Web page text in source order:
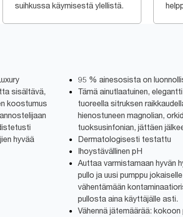
suihkussa käymisestä ylellistä.
sisältävä,
koostumus
hyvää
95 % ainesosista on
Tämä ainutlaatuinen,
tuoreella sitruksen
hienostuneen magnolian,
tuoksusinfonian, jättäen
Dermatologisesti testattu
Ihoystävällinen pH
Auttaa varmistamaan hyvän
pullo ja uusi pumppu
vähentämään
pullosta aina käyttäjälle asti.
Vähennä jätemäärää: